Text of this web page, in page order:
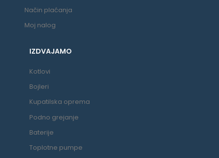
Način plaćanja
Moj nalog
IZDVAJAMO
Kotlovi
Bojleri
Kupatilska oprema
Podno grejanje
Baterije
Toplotne pumpe